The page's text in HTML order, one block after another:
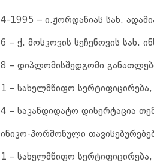
1995 – ი.ჟორდანიას სახ.
– ქ. მოსკოვის სეჩენოვის სახ.
– დიპლომისშედგომი
– სახელმწიფო
– საკანდიდატო დისერტაცია
ჰორმონული
– სახელმწიფო